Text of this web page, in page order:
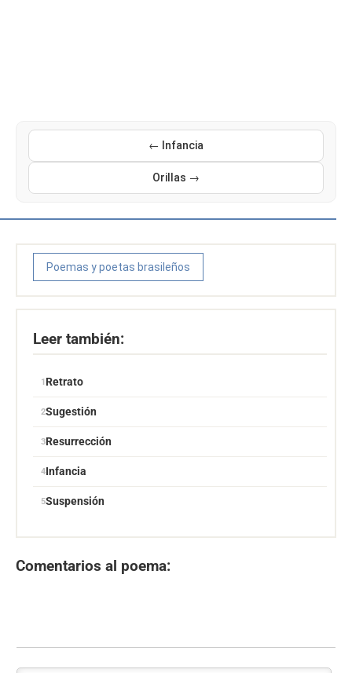
← Infancia
Orillas →
Poemas y poetas brasileños
Leer también:
Retrato
Sugestión
Resurrección
Infancia
Suspensión
Comentarios al poema: